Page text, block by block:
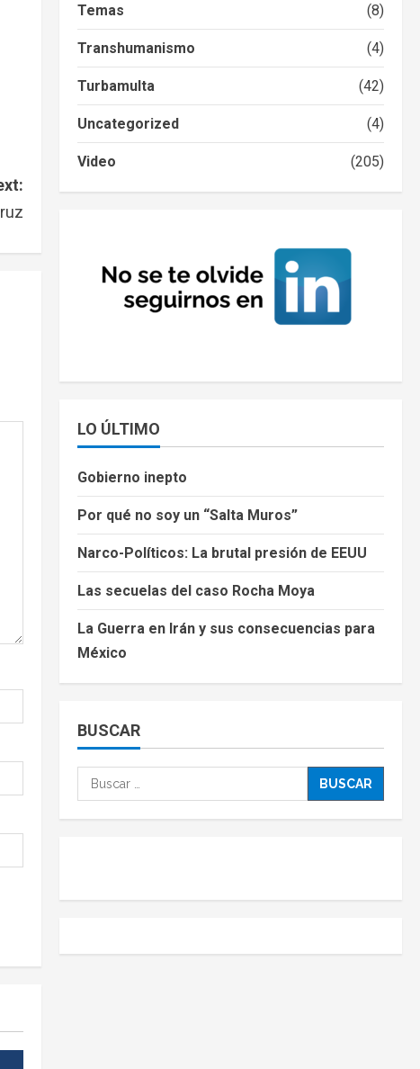
Temas (8)
Transhumanismo (4)
Turbamulta (42)
Uncategorized (4)
Video (205)
LO ÚLTIMO
Gobierno inepto
Por qué no soy un “Salta Muros”
Narco-Políticos: La brutal presión de EEUU
Las secuelas del caso Rocha Moya
La Guerra en Irán y sus consecuencias para
México
BUSCAR